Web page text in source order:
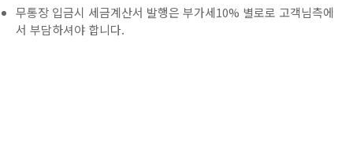
무통장 입금시 세금계산서 발행은 부가세10% 별로로 고객님측에
서 부담하셔야 합니다.